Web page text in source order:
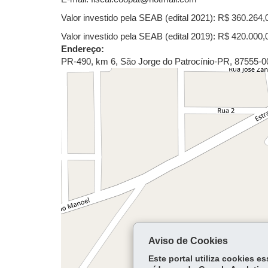
Valor investido pela SEAB (edital 2021): R$
Valor investido pela SEAB (edital 2019): R$
Endereço:
PR-490, km 6, São Jorge do Patrocínio-PR, 87555-
Aviso de Cookies
Este portal utiliza cookies